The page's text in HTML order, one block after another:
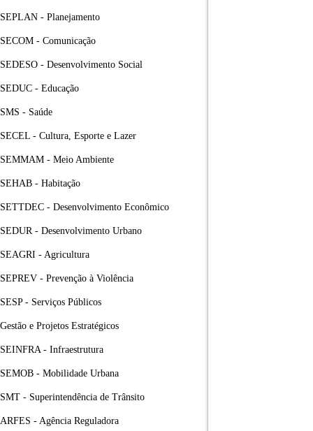
SEPLAN - Planejamento
SECOM - Comunicação
SEDESO - Desenvolvimento Social
SEDUC - Educação
SMS - Saúde
SECEL - Cultura, Esporte e Lazer
SEMMAM - Meio Ambiente
SEHAB - Habitação
SETTDEC - Desenvolvimento Econômico
SEDUR - Desenvolvimento Urbano
SEAGRI - Agricultura
SEPREV - Prevenção à Violência
SESP - Serviços Públicos
Gestão e Projetos Estratégicos
SEINFRA - Infraestrutura
SEMOB - Mobilidade Urbana
SMT - Superintendência de Trânsito
ARFES - Agência Reguladora